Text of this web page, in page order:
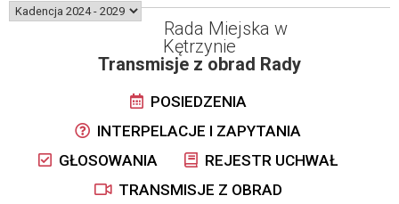
Rada Miejska w
Kętrzynie
Transmisje z obrad Rady
POSIEDZENIA
INTERPELACJE I ZAPYTANIA
GŁOSOWANIA
REJESTR UCHWAŁ
TRANSMISJE Z OBRAD